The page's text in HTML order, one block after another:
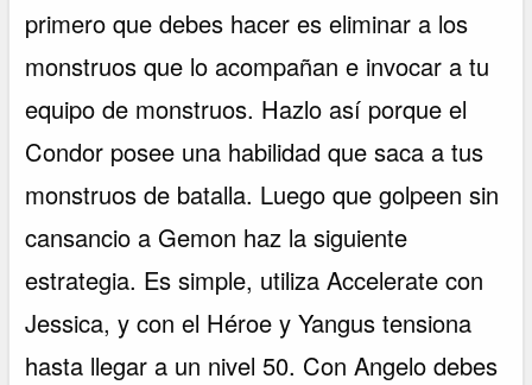
primero que debes hacer es eliminar a los
monstruos que lo acompañan e invocar a tu
equipo de monstruos. Hazlo así porque el
Condor posee una habilidad que saca a tus
monstruos de batalla. Luego que golpeen sin
cansancio a Gemon haz la siguiente
estrategia. Es simple, utiliza Accelerate con
Jessica, y con el Héroe y Yangus tensiona
hasta llegar a un nivel 50. Con Angelo debes